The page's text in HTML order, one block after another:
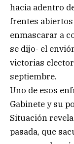
hacia adentro
frentes
enmascarar a
se dijo- el
victorias
septiembre.
Uno de esos
Gabinete y su
Situación
pasada, que